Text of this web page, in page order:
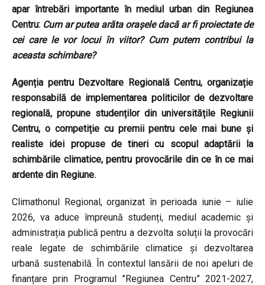
apar întrebări importante în mediul urban din Regiunea
Centru: Cum ar putea arăta orașele dacă ar fi proiectate de
cei care le vor locui în viitor? Cum putem contribui la
aceasta schimbare?
Agenția pentru Dezvoltare Regională Centru, organizație
responsabilă de implementarea politicilor de dezvoltare
regională, propune studenților din universitățile Regiunii
Centru, o competiție cu premii pentru cele mai bune și
realiste idei propuse de tineri cu scopul adaptării la
schimbările climatice, pentru provocările din ce în ce mai
ardente din Regiune.
Climathonul Regional, organizat în perioada iunie – iulie
2026, va aduce împreună studenți, mediul academic și
administrația publică pentru a dezvolta soluții la provocări
reale legate de schimbările climatice și dezvoltarea
urbană sustenabilă. În contextul lansării de noi apeluri de
finanțare prin Programul ”Regiunea Centru” 2021-2027,